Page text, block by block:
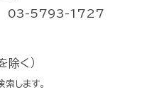
ー 03-5793-1727
除く）
します。